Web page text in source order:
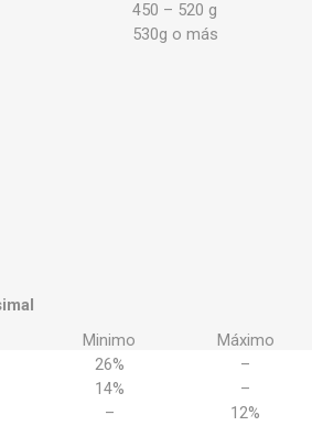
450 – 520 g
530g o más
Minimo
Máximo
26%
–
14%
–
–
12%